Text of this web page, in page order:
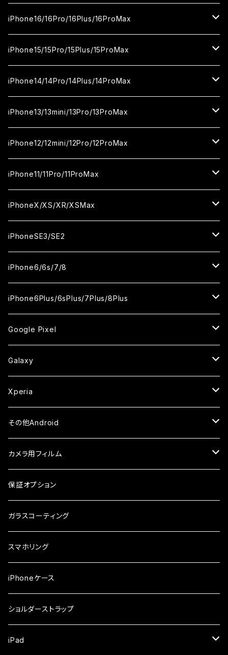
セラミックフィルム
ガラスフィルム
セラミックフィルム
iPhone17proMax
ガラスフィルム
セラミックフィルム
セラミックフィルム
カメラ用フィルム
ガラスフィルム
セラミックフィルム
カメラ用フィルム
iPhone16/16Pro/16Plus/16ProMax
iPhone16
ガラスフィルム
セラミックフィルム
iPhone16Pro
ガラスフィルム
セラミックフィルム
iPhone16Plus
ガラスフィルム
セラミックフィルム
iPhone16ProMax
ガラスフィルム
セラミックフィルム
iPhone15/15Pro/15Plus/15ProMax
iPhone15
ガラスフィルム
セラミックフィルム
iPhone15Pro
ガラスフィルム
セラミックフィルム
iPhone15Plus
ガラスフィルム
セラミックフィルム
iPhone15ProMax
ガラスフィルム
セラミックフィルム
iPhone14/14Pro/14Plus/14ProMax
iPhone14
ガラスフィルム
セラミックフィルム
iPhone14Pro
ガラスフィルム
セラミックフィルム
iPhone14Plus
ガラスフィルム
セラミックフィルム
iPhone14ProMax
ガラスフィルム
セラミックフィルム
iPhone13/13mini/13Pro/13ProMax
iPhone13/13Pro
ガラスフィルム
セラミックフィルム
iPhone13mini
ガラスフィルム
セラミックフィルム
iPhone13ProMax
ガラスフィルム
セラミックフィルム
iPhone12/12mini/12Pro/12ProMax
iPhone12/12Pro
ガラスフィルム
セラミックフィルム
iPhone12mini
ガラスフィルム
セラミックフィルム
iPhone12ProMax
ガラスフィルム
セラミックフィルム
iPhone11/11Pro/11ProMax
iPhone11
ガラスフィルム
セラミックフィルム
iPhone11Pro
ガラスフィルム
セラミックフィルム
iPhone11Pro Max
ガラスフィルム
セラミックフィルム
iPhoneX/XS/XR/XSMax
iPhoneX
ガラスフィルム
セラミックフィルム
iPhoneXS
ガラスフィルム
セラミックフィルム
iPhoneXR
ガラスフィルム
セラミックフィルム
iPhoneXSMax
ガラスフィルム
セラミックフィルム
iPhoneSE3/SE2
iPhoneSE3
ガラスフィルム
ケース
iPhoneSE2
ガラスフィルム
ケース
iPhone6/6s/7/8
iPhone8
ガラスフィルム
セラミックフィルム
iPhone7
ガラスフィルム
セラミックフィルム
iPhone6s
ガラスフィルム
ケース・カバー
iPhone6
ガラスフィルム
ケース・カバー
iPhone6Plus/6sPlus/7Plus/8Plus
iPhone6Plus
ガラスフィルム
ケース
iPhone6sPlus
ガラスフィルム
ケース
iPhone7Plus
ガラスフィルム
ケース
iPhone8Plus
ガラスフィルム
ケース
Google Pixel
ガラスフィルム
セラミックフィルム
ケース
Galaxy
ガラスフィルム
セラミックフィルム
ケース
Xperia
ガラスフィルム
その他Android
AQUOS
ガラスフィルム
arrows
ガラスフィルム
シンプルスマホ
ガラスフィルム
らくらくスマホ
ガラスフィルム
OPPO
ガラスフィルム
Xiaomi
ガラスフィルム
カメラ用フィルム
iPhone
iPhone17e
iPhone17ProMax
Android
保証オプション
ガラスコーティング
スマホリング
iPhoneケース
ショルダーストラップ
iPad